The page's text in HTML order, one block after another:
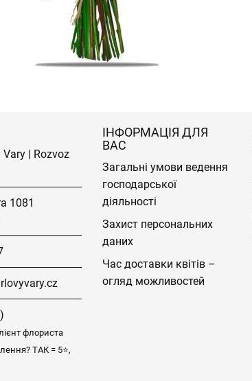
| Rozvoz
1081
флориста
ТАК = 5⭐,
ІНФОРМАЦІЯ ДЛЯ
ВАС
Загальні умови ведення
господарської
діяльності
Захист персональних
даних
Час доставки квітів –
огляд можливостей